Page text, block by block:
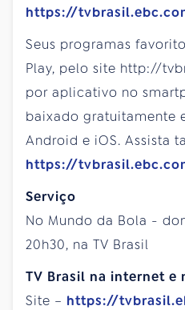
https://
Seus programas
Play, pelo site http://
por aplicativo no
baixado gratuitamente
Android e iOS. Assista
https://
Serviço
No Mundo da Bola -
20h30, na TV Brasil
TV Brasil na internet e
Site – https://